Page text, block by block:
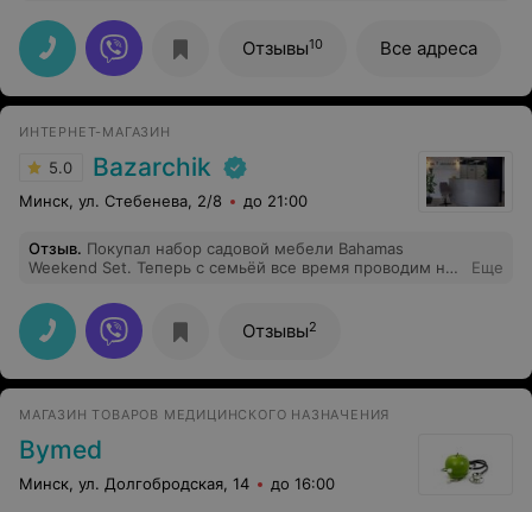
Отзывы10 Все адреса
ИНТЕРНЕТ-МАГАЗИН
5.0 Bazarchik
Минск, ул. Стебенева, 2/8 до 21:00
Отзыв. Покупал набор садовой мебели Bahamas
Weekend Set. Теперь с семьёй все время проводим на
качеством и оплатой не было. На следующий сезон
уже насмотрели покупки.
Еще
Отзывы2
МАГАЗИН ТОВАРОВ МЕДИЦИНСКОГО НАЗНАЧЕНИЯ
Bymed
Минск, ул. Долгобродская, 14 до 16:00